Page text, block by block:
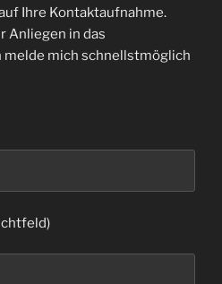
Ihre Kontaktaufnahme.
Anliegen in das
mich schnellstmöglich